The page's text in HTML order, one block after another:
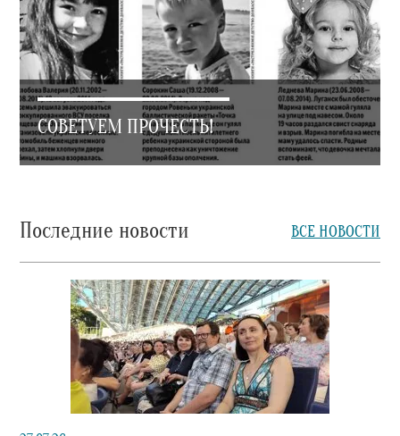
СОВЕТУЕМ ПРОЧЕСТЬ!
Последние новости ВСЕ НОВОСТИ